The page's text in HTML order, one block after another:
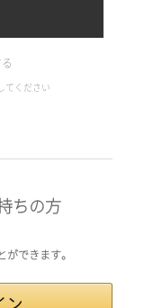
てください
ちの方
できます。